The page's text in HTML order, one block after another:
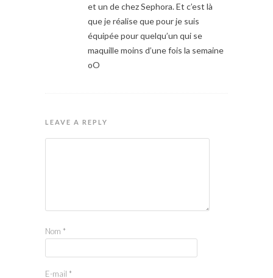
et un de chez Sephora. Et c’est là
que je réalise que pour je suis
équipée pour quelqu’un qui se
maquille moins d’une fois la semaine
oO
LEAVE A REPLY
Nom *
E-mail *